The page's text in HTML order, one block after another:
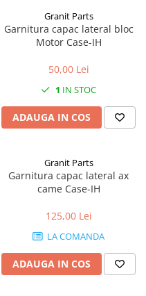
Granit Parts
Garnitura capac lateral bloc
Motor Case-IH
50,00 Lei
1 IN STOC
ADAUGA IN COS
Granit Parts
Garnitura capac lateral ax
came Case-IH
125,00 Lei
LA COMANDA
ADAUGA IN COS